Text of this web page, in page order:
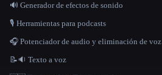
🔊 Generador de efectos de sonido
🎙️ Herramientas para podcasts
🎧 Potenciador de audio y eliminación de voz
📝🔉 Texto a voz